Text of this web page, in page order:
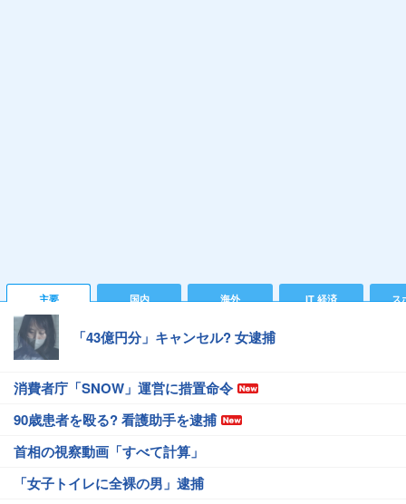
主要 国内 海外 IT 経済 ス
「43億円分」キャンセル? 女逮捕
消費者庁「SNOW」運営に措置命令
90歳患者を殴る? 看護助手を逮捕
首相の視察動画「すべて計算」
「女子トイレに全裸の男」逮捕